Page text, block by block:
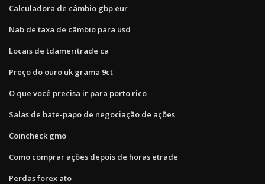
Calculadora de câmbio gbp eur
Nab de taxa de câmbio para usd
Locais de tdameritrade ca
Preço do ouro uk grama 9ct
O que você precisa ir para porto rico
Salas de bate-papo de negociação de ações
Coincheck gmo
Como comprar ações depois de horas etrade
Perdas forex ato